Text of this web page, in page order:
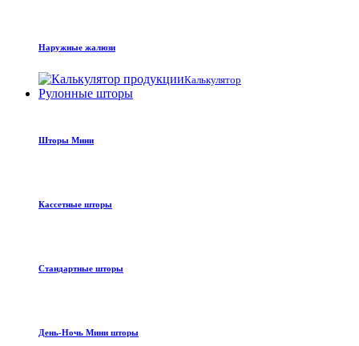
Наружные жалюзи
Калькулятор
Рулонные шторы
Шторы Мини
Кассетные шторы
Стандартные шторы
День-Ночь Мини шторы